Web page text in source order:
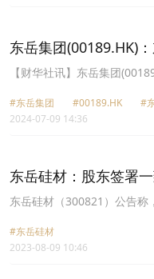
支有所减少，集团旗下若干
东岳集团(00189.HK)
净利润6200万至6800
【财华社讯】东岳集团
润预计为盈利6200万元至
预计为盈利6600万元至7200
#东岳集团 #00189.HK
#
2024-07-09 14:36
东岳硅材：股东签署
更为无实际控制人
东岳硅材（300821）公告称
有限公司及Dongyue
起，齐信投资和Dongyue
#东岳硅材
2023-08-09 10:46